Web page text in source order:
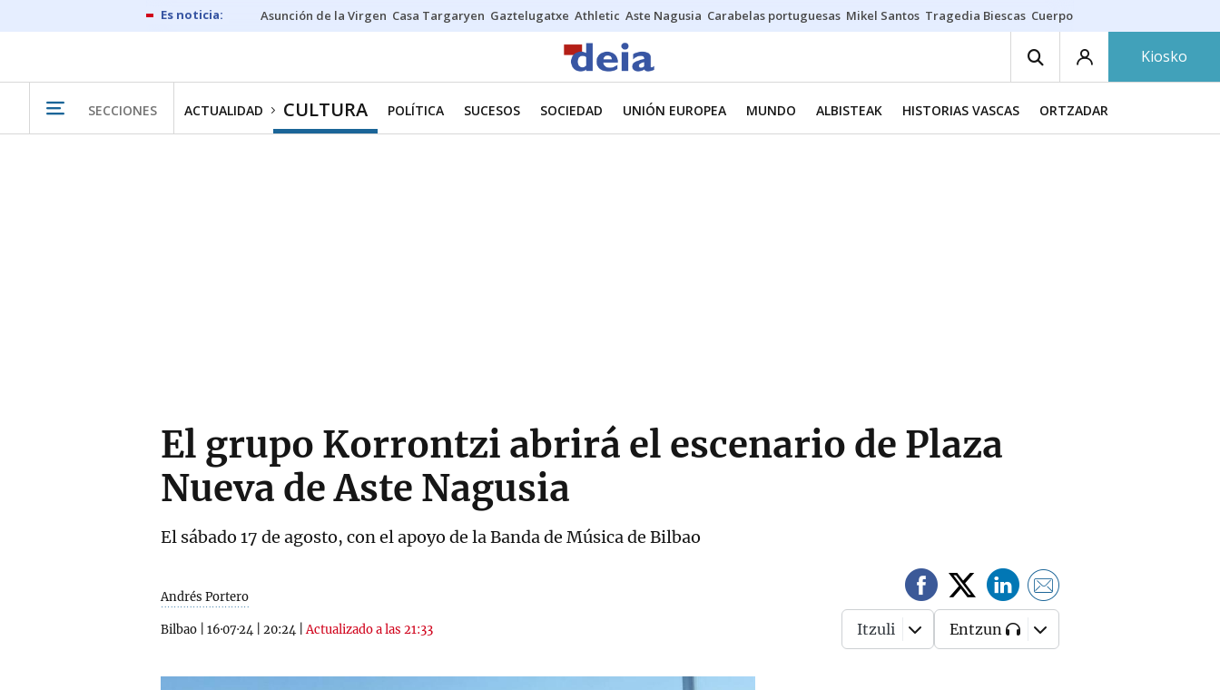
Asunción de la Virgen Casa Targaryen Gaztelugatxe Athletic Aste Nagusia Carabelas portuguesas Mikel Santos Tragedia Biescas Cuerpo ría
Kiosko
SECCIONES ACTUALIDAD CULTURA POLÍTICA SUCESOS SOCIEDAD UNIÓN EUROPEA MUNDO ALBISTEAK HISTORIAS VASCAS ORTZADAR
El grupo Korrontzi abrirá el escenario de Plaza
Nueva de Aste Nagusia
El sábado 17 de agosto, con el apoyo de la Banda de Música de Bilbao
Andrés Portero
Bilbao 16·07·24 20:24 |Actualizado a las 21:33 Itzuli Entzun